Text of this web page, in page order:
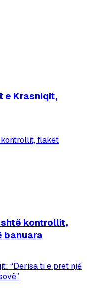
e Krasniqit,
kontrollit,
banuara